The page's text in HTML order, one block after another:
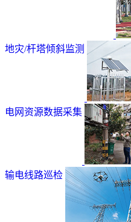
地灾/杆塔倾斜监测
电网资源数据采集
输电线路巡检